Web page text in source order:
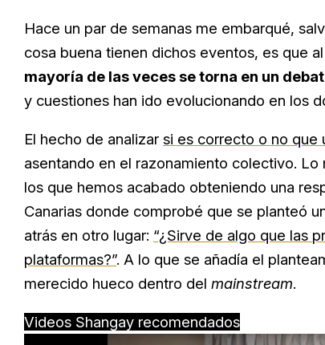
Hace un par de semanas me embarqué,
cosa buena tienen dichos eventos, es que
mayoría de las veces se torna en un
y cuestiones han ido evolucionando en los
El hecho de analizar si es correcto o no que
asentando en el razonamiento colectivo.
los que hemos acabado obteniendo una
Canarias donde comprobé que se planteó
atrás en otro lugar: “¿Sirve de algo que las
plataformas?”. A lo que se añadía el
merecido hueco dentro del mainstream.
Videos Shangay recomendados